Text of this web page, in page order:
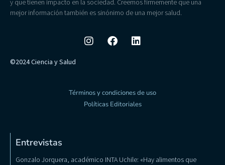
y que tienen impacto en la sociedad. Creemos firmemente que una
mejor información también es sinónimo de una mejor salud.
©2024 Ciencia y Salud
Términos y condiciones de uso
Políticas Editoriales
Entrevistas
Gonzalo Jorquera, académico INTA Uchile: «Hay alimentos que